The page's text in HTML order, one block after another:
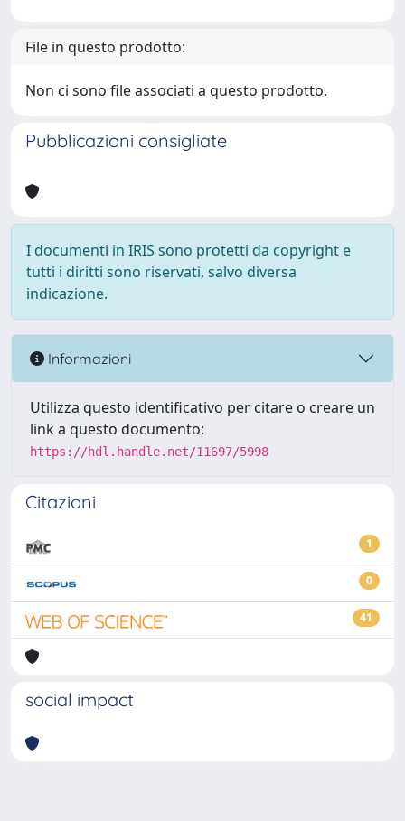
File in questo prodotto:
Non ci sono file associati a questo prodotto.
Pubblicazioni consigliate
I documenti in IRIS sono protetti da copyright e
tutti i diritti sono riservati, salvo diversa
indicazione.
Informazioni
Utilizza questo identificativo per citare o creare un
link a questo documento:
https://hdl.handle.net/11697/5998
Citazioni
1
0
41
social impact